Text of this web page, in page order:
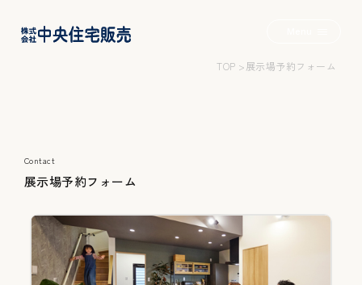
Wロフトのいえ
みんなのいえ
TOP 展示場予約フォーム
Contact
展示場予約フ ォーム